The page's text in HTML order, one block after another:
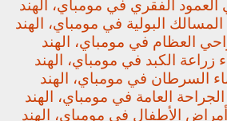
الفقري في مومباي، الهند
البولية في مومباي، الهند
العظام في مومباي، الهند
زراعة الكبد في مومباي، الهند
السرطان في مومباي، الهند
العامة في مومباي، الهند
الأطفال في مومباي، الهند